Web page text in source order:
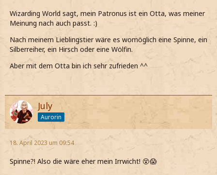
Wizarding World sagt, mein Patronus ist ein Otta, was meiner
Meinung nach auch passt. :)
Nach meinem Lieblingstier wäre es womöglich eine Spinne, ein
Silberreiher, ein Hirsch oder eine Wölfin.
Aber mit dem Otta bin ich sehr zufrieden ^^
July
Aurorin
18. April 2023 um 09:54
Spinne?! Also die wäre eher mein Irrwicht! 😵😱